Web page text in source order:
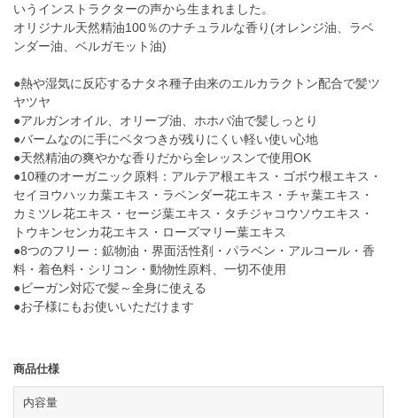
いうインストラクターの声から生まれました。
オリジナル天然精油100％のナチュラルな香り(オレンジ油、ラベ
ンダー油、ベルガモット油)
●熱や湿気に反応するナタネ種子由来のエルカラクトン配合で髪ツ
ヤツヤ
●アルガンオイル、オリーブ油、ホホバ油で髪しっとり
●バームなのに手にベタつきが残りにくい軽い使い心地
●天然精油の爽やかな香りだから全レッスンで使用OK
●10種のオーガニック原料：アルテア根エキス・ゴボウ根エキス・
セイヨウハッカ葉エキス・ラベンダー花エキス・チャ葉エキス・
カミツレ花エキス・セージ葉エキス・タチジャコウソウエキス・
トウキンセンカ花エキス・ローズマリー葉エキス
●8つのフリー：鉱物油・界面活性剤・パラベン・アルコール・香
料・着色料・シリコン・動物性原料、一切不使用
●ビーガン対応で髪～全身に使える
●お子様にもお使いいただけます
商品仕様
内容量